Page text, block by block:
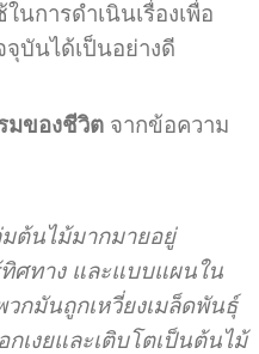
นการดำเนินเรื่องเพื่อ
บันได้เป็นอย่างดี
มของชีวิต จากข้อความ
มต้นไม้มากมายอยู่
ทิศทาง และแบบแผนใน
กมันถูกเหวี่ยงเมล็ดพันธุ์
เงยและเติบโตเป็นต้นไม้